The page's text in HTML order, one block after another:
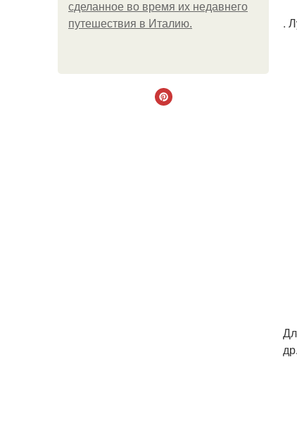
сделанное во время их недавнего
путешествия в Италию.
.
др.